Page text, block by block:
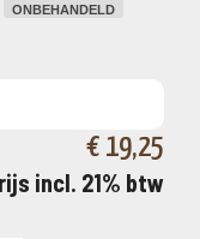
ONBEHANDELD
€ 19,25
incl. 21% btw